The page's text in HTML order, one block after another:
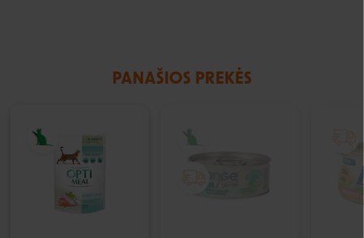
PANAŠIOS PREKĖS